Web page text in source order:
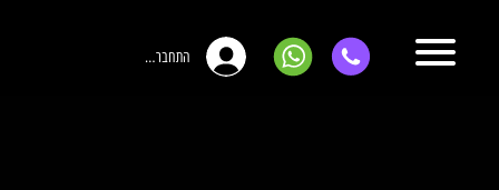
התחברות